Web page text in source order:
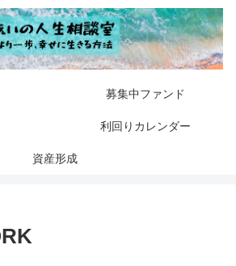
募集中ファンド
利回りカレンダー
資産形成